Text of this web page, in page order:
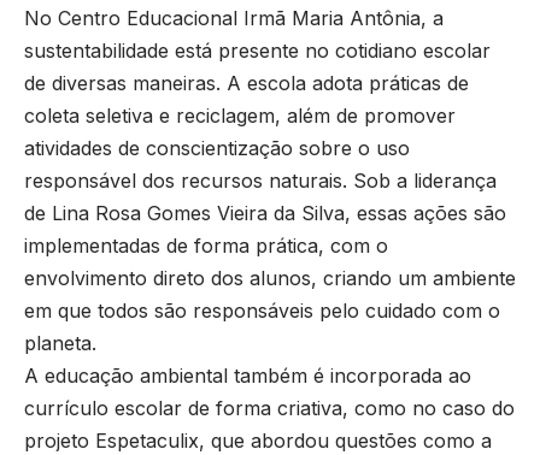
No Centro Educacional Irmã Maria Antônia, a
sustentabilidade está presente no cotidiano escolar
de diversas maneiras. A escola adota práticas de
coleta seletiva e reciclagem, além de promover
atividades de conscientização sobre o uso
responsável dos recursos naturais. Sob a liderança
de Lina Rosa Gomes Vieira da Silva, essas ações são
implementadas de forma prática, com o
envolvimento direto dos alunos, criando um ambiente
em que todos são responsáveis pelo cuidado com o
planeta.
A educação ambiental também é incorporada ao
currículo escolar de forma criativa, como no caso do
projeto Espetaculix, que abordou questões como a